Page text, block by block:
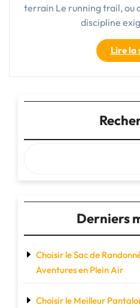
terrain Le running trail, ou
discipline
Lire la
Derniers
Choisir le Sac de
Aventures en Plein Air
Choisir le Meilleur